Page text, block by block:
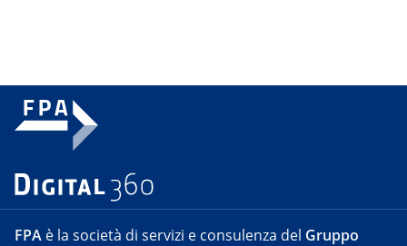
FPA è la società di servizi e consulenza del Gruppo